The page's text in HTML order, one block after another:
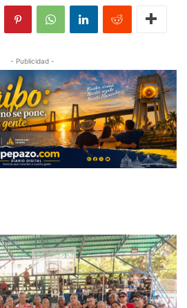
- Publicidad -